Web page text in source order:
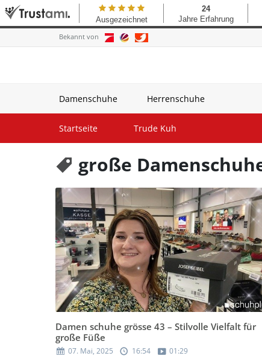
Bekannt von
Damenschuhe Herrenschuhe
Startseite Trude Kuh
große
Damen schuhe grösse 43 – Stilvolle Vielfalt für
große Füße
07. Mai, 2025 16:54 01:29